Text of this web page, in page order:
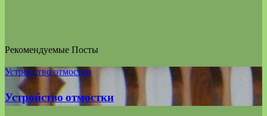
Рекомендуемые Посты
Устройство отмостки
Устройство отмостки